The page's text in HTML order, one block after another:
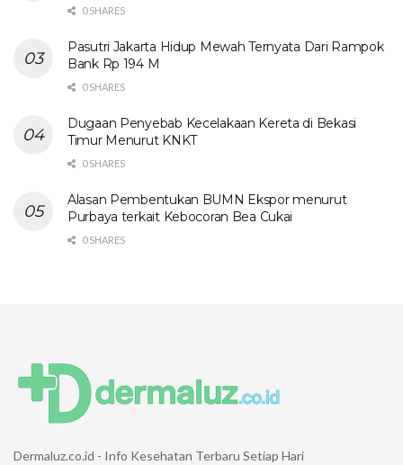
0 SHARES
Pasutri Jakarta Hidup Mewah Ternyata Dari Rampok
Bank Rp 194 M
0 SHARES
Dugaan Penyebab Kecelakaan Kereta di Bekasi
Timur Menurut KNKT
0 SHARES
Alasan Pembentukan BUMN Ekspor menurut
Purbaya terkait Kebocoran Bea Cukai
0 SHARES
Dermaluz.co.id - Info Kesehatan Terbaru Setiap Hari